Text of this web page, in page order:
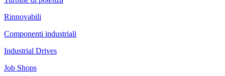
Rinnovabili
Componenti industriali
Industrial Drives
Job Shops